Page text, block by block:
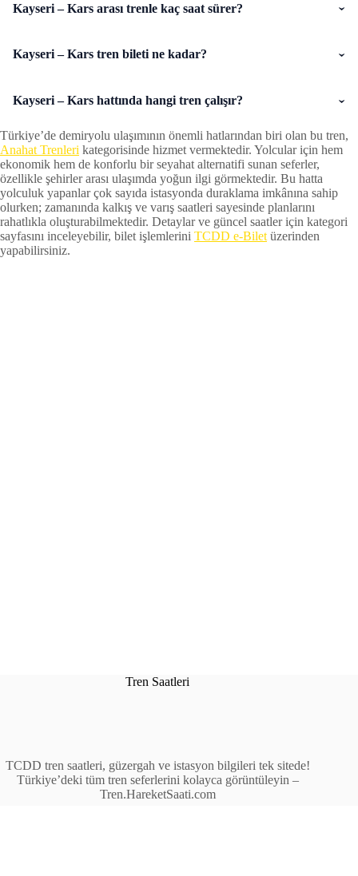
Kayseri – Kars arası trenle kaç saat sürer?
Kayseri – Kars tren bileti ne kadar?
Kayseri – Kars hattında hangi tren çalışır?
Türkiye’de demiryolu ulaşımının önemli hatlarından biri olan bu tren,
Anahat Trenleri kategorisinde hizmet vermektedir. Yolcular için hem
ekonomik hem de konforlu bir seyahat alternatifi sunan seferler,
özellikle şehirler arası ulaşımda yoğun ilgi görmektedir. Bu hatta
yolculuk yapanlar çok sayıda istasyonda duraklama imkânına sahip
olurken; zamanında kalkış ve varış saatleri sayesinde planlarını
rahatlıkla oluşturabilmektedir. Detaylar ve güncel saatler için kategori
sayfasını inceleyebilir, bilet işlemlerini TCDD e-Bilet üzerinden
yapabilirsiniz.
Tren Saatleri
TCDD tren saatleri, güzergah ve istasyon bilgileri tek sitede!
Türkiye’deki tüm tren seferlerini kolayca görüntüleyin –
Tren.HareketSaati.com